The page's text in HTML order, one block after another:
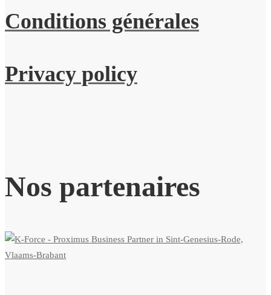
Conditions générales
Privacy policy
Nos partenaires